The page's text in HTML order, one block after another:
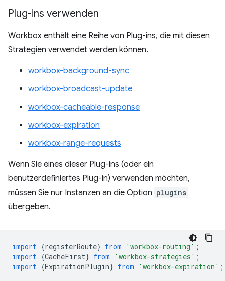
Plug-ins verwenden
Workbox enthält eine Reihe von Plug-ins, die mit diesen
Strategien verwendet werden können.
workbox-background-sync
workbox-broadcast-update
workbox-cacheable-response
workbox-expiration
workbox-range-requests
Wenn Sie eines dieser Plug-ins (oder ein
benutzerdefiniertes Plug-in) verwenden möchten,
müssen Sie nur Instanzen an die Option plugins
übergeben.
import {registerRoute} from 'workbox-routing' ;
import {CacheFirst} from 'workbox-strategies' ;
import {ExpirationPlugin} from 'workbox-expiration' ;